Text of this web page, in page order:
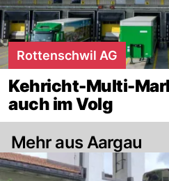
Rottenschwil AG
Kehricht-Multi-
auch im Volg
Mehr aus Aargau